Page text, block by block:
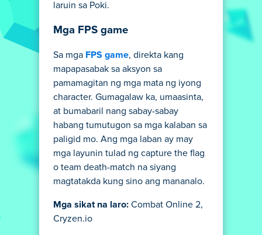
laruin sa Poki.
Mga FPS game
Sa mga FPS game, direkta kang
mapapasabak sa aksyon sa
pamamagitan ng mga mata ng iyong
character. Gumagalaw ka, umaasinta,
at bumabaril nang sabay-sabay
habang tumutugon sa mga kalaban sa
paligid mo. Ang mga laban ay may
mga layunin tulad ng capture the flag
o team death-match na siyang
magtatakda kung sino ang mananalo.
Mga sikat na laro: Combat Online 2,
Cryzen.io